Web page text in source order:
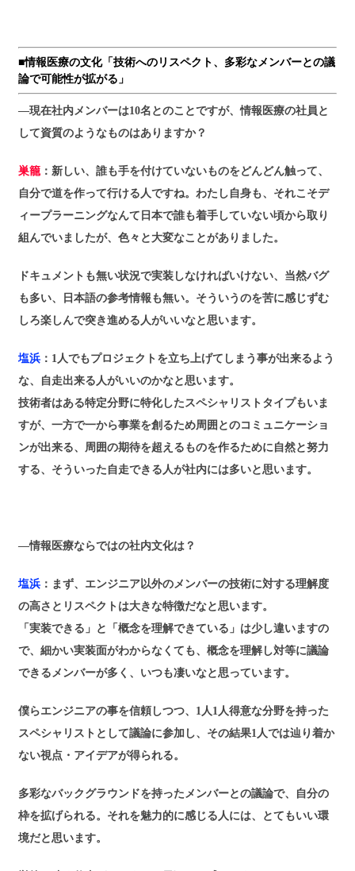
■情報医療の文化「技術へのリスペクト、多彩なメンバーとの議
論で可能性が拡がる」
―現在社内メンバーは10名とのことですが、情報医療の社員と
して資質のようなものはありますか？
巣籠 ：新しい、誰も手を付けていないものをどんどん触って、
自分で道を作って行ける人ですね。わたし自身も、それこそデ
ィープラーニングなんて日本で誰も着手していない頃から取り
組んでいましたが、色々と大変なことがありました。
ドキュメントも無い状況で実装しなければいけない、当然バグ
も多い、日本語の参考情報も無い。そういうのを苦に感じずむ
しろ楽しんで突き進める人がいいなと思います。
塩浜 ：1人でもプロジェクトを立ち上げてしまう事が出来るよう
な、自走出来る人がいいのかなと思います。
技術者はある特定分野に特化したスペシャリストタイプもいま
すが、一方で一から事業を創るため周囲とのコミュニケーショ
ンが出来る、周囲の期待を超えるものを作るために自然と努力
する、そういった自走できる人が社内には多いと思います。
―情報医療ならではの社内文化は？
塩浜 ：まず、エンジニア以外のメンバーの技術に対する理解度
の高さとリスペクトは大きな特徴だなと思います。
「実装できる」と「概念を理解できている」は少し違いますの
で、細かい実装面がわからなくても、概念を理解し対等に議論
できるメンバーが多く、いつも凄いなと思っています。
僕らエンジニアの事を信頼しつつ、1人1人得意な分野を持った
スペシャリストとして議論に参加し、その結果1人では辿り着か
ない視点・アイデアが得られる。
多彩なバックグラウンドを持ったメンバーとの議論で、自分の
枠を拡げられる。それを魅力的に感じる人には、とてもいい環
境だと思います。